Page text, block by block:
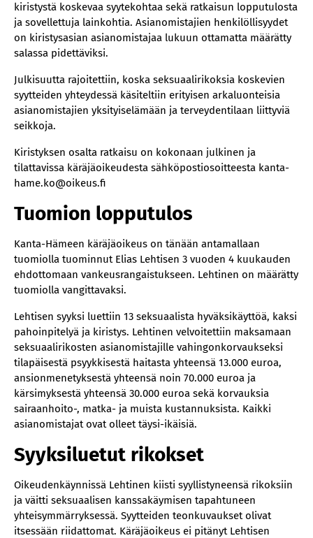
kiristystä koskevaa syytekohtaa sekä ratkaisun lopputulosta
ja sovellettuja lainkohtia. Asianomistajien henkilöllisyydet
on kiristysasian asianomistajaa lukuun ottamatta määrätty
salassa pidettäviksi.
Julkisuutta rajoitettiin, koska seksuaalirikoksia koskevien
syytteiden yhteydessä käsiteltiin erityisen arkaluonteisia
asianomistajien yksityiselämään ja terveydentilaan liittyviä
seikkoja.
Kiristyksen osalta ratkaisu on kokonaan julkinen ja
tilattavissa käräjäoikeudesta sähköpostiosoitteesta kanta-
hame.ko@oikeus.fi
Tuomion lopputulos
Kanta-Hämeen käräjäoikeus on tänään antamallaan
tuomiolla tuominnut Elias Lehtisen 3 vuoden 4 kuukauden
ehdottomaan vankeusrangaistukseen. Lehtinen on määrätty
tuomiolla vangittavaksi.
Lehtisen syyksi luettiin 13 seksuaalista hyväksikäyttöä, kaksi
pahoinpitelyä ja kiristys. Lehtinen velvoitettiin maksamaan
seksuaalirikosten asianomistajille vahingonkorvaukseksi
tilapäisestä psyykkisestä haitasta yhteensä 13.000 euroa,
ansionmenetyksestä yhteensä noin 70.000 euroa ja
kärsimyksestä yhteensä 30.000 euroa sekä korvauksia
sairaanhoito-, matka- ja muista kustannuksista. Kaikki
asianomistajat ovat olleet täysi-ikäisiä.
Syyksiluetut rikokset
Oikeudenkäynnissä Lehtinen kiisti syyllistyneensä rikoksiin
ja väitti seksuaalisen kanssakäymisen tapahtuneen
yhteisymmärryksessä. Syytteiden teonkuvaukset olivat
itsessään riidattomat. Käräjäoikeus ei pitänyt Lehtisen